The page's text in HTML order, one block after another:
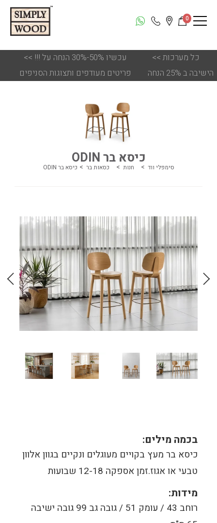
0
<< !!! עכשיו 50%-30% הנחה על
פריטים מעודפים ותצוגות הסניפים
<< כל מערכות
הישיבה ב 25% הנחה
כיסא בר ODIN
סימפלי ווד חנות כסאות בר כיסא בר ODIN
בכמה מילים:
כיסא בר מעץ בקויים מעוגלים ונקיים בגוון אלוון
טבעי או אגוז.זמן אספקה 12-18 שבועות
מידות:
רוחב 43 / עומק 51 / גובה גב 99 גובה ישיבה